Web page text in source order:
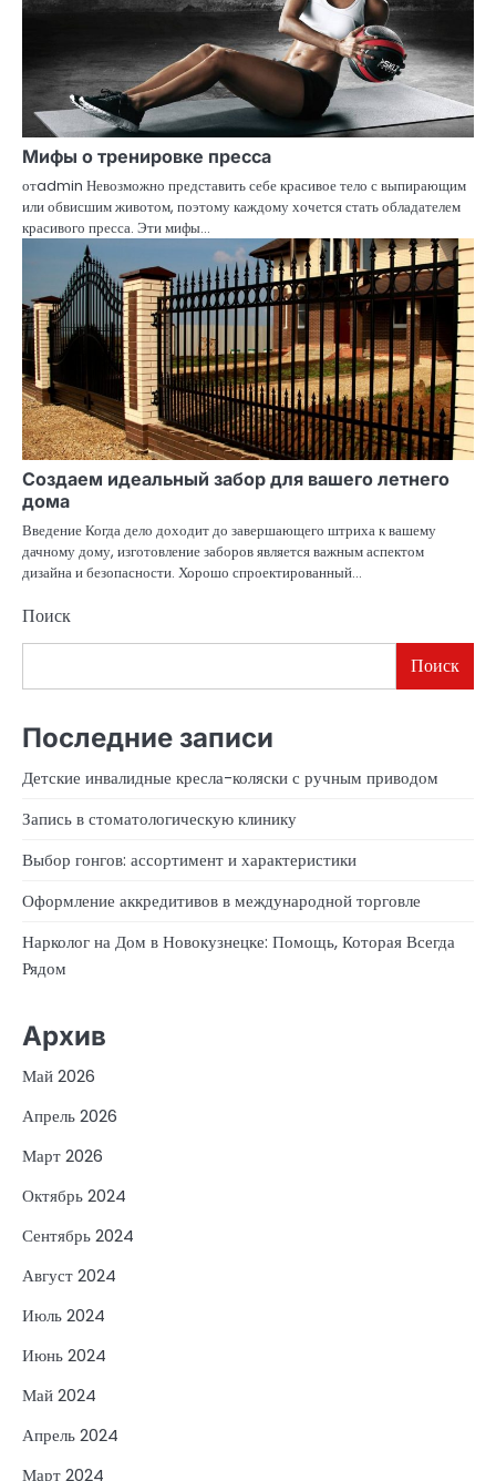
Мифы о тренировке пресса
отadmin Невозможно представить себе красивое тело с выпирающим
или обвисшим животом, поэтому каждому хочется стать обладателем
красивого пресса. Эти мифы…
Создаем идеальный забор для вашего летнего
дома
Введение Когда дело доходит до завершающего штриха к вашему
дачному дому, изготовление заборов является важным аспектом
дизайна и безопасности. Хорошо спроектированный…
Поиск
Поиск
Последние записи
Детские инвалидные кресла-коляски с ручным приводом
Запись в стоматологическую клинику
Выбор гонгов: ассортимент и характеристики
Оформление аккредитивов в международной торговле
Нарколог на Дом в Новокузнецке: Помощь, Которая Всегда
Рядом
Архив
Май 2026
Апрель 2026
Март 2026
Октябрь 2024
Сентябрь 2024
Август 2024
Июль 2024
Июнь 2024
Май 2024
Апрель 2024
Март 2024